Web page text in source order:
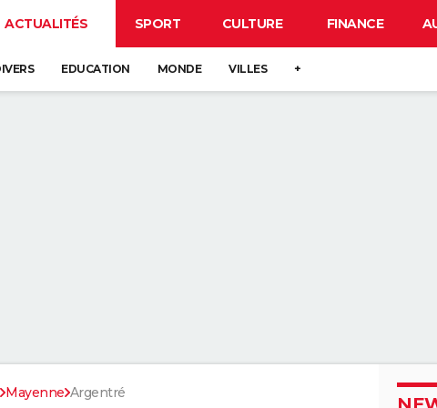
ACTUALITÉS SPORT CULTURE FINANCE
EDUCATION MONDE VILLES +
Mayenne Argentré